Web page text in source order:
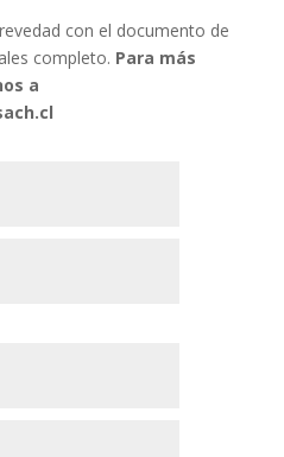
con el documento de
completo. Para más
a